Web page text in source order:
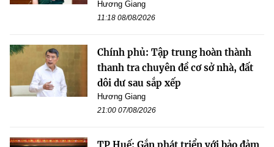
Hương Giang
11:18 08/08/2026
Chính phủ: Tập trung hoàn thành
thanh tra chuyên đề cơ sở nhà, đất
dôi dư sau sắp xếp
Hương Giang
21:00 07/08/2026